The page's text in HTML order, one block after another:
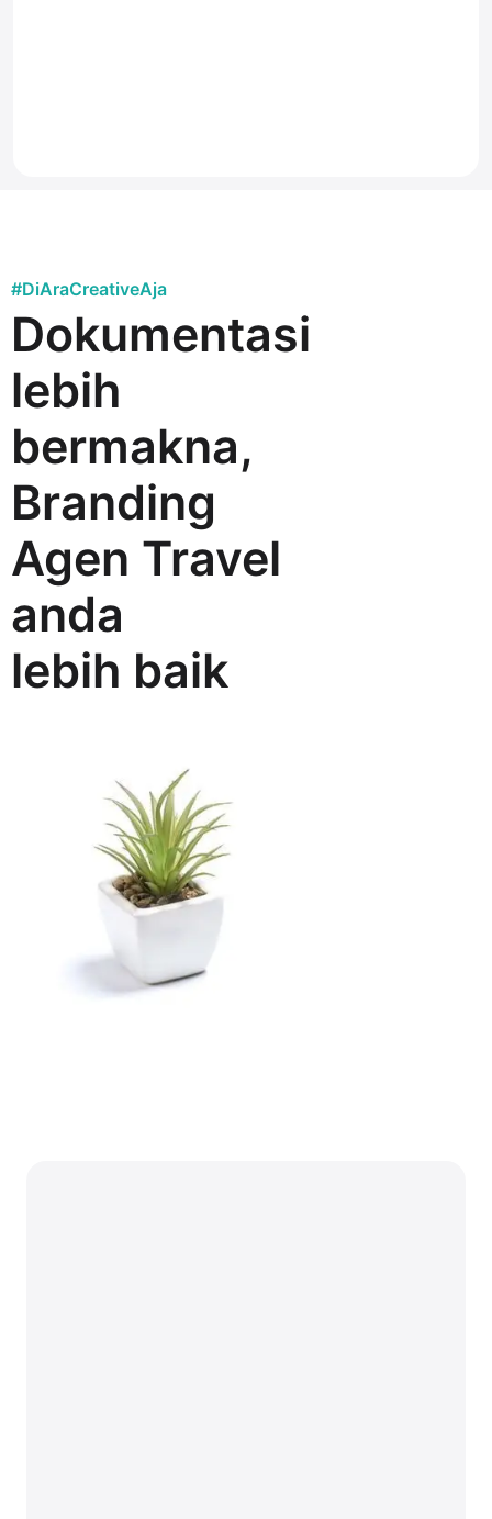
#DiAraCreativeAja
Dokumentasi
lebih
bermakna,
Branding
Agen Travel
anda
lebih baik